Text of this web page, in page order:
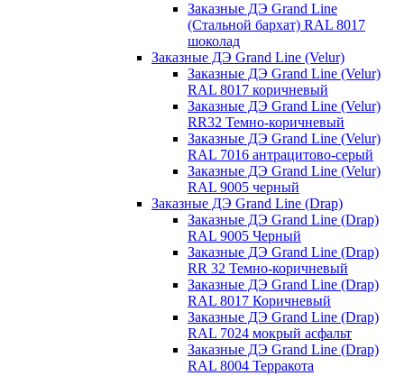
Заказные ДЭ Grand Line
(Стальной бархат) RAL 8017
шоколад
Заказные ДЭ Grand Line (Velur)
Заказные ДЭ Grand Line (Velur)
RAL 8017 коричневый
Заказные ДЭ Grand Line (Velur)
RR32 Темно-коричневый
Заказные ДЭ Grand Line (Velur)
RAL 7016 антрацитово-серый
Заказные ДЭ Grand Line (Velur)
RAL 9005 черный
Заказные ДЭ Grand Line (Drap)
Заказные ДЭ Grand Line (Drap)
RAL 9005 Черный
Заказные ДЭ Grand Line (Drap)
RR 32 Темно-коричневый
Заказные ДЭ Grand Line (Drap)
RAL 8017 Коричневый
Заказные ДЭ Grand Line (Drap)
RAL 7024 мокрый асфальт
Заказные ДЭ Grand Line (Drap)
RAL 8004 Терракота